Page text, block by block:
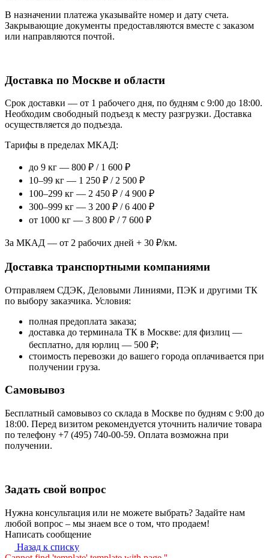
В назначении платежа указывайте номер и дату счета.
Закрывающие документы предоставляются вместе с заказом
или направляются почтой.
Доставка по Москве и области
Срок доставки — от 1 рабочего дня, по будням с 9:00 до 18:00.
Необходим свободный подъезд к месту разгрузки. Доставка
осуществляется до подъезда.
Тарифы в пределах МКАД:
до 9 кг — 800 ₽ / 1 600 ₽
10–99 кг — 1 250 ₽ / 2 500 ₽
100–299 кг — 2 450 ₽ / 4 900 ₽
300–999 кг — 3 200 ₽ / 6 400 ₽
от 1000 кг — 3 800 ₽ / 7 600 ₽
За МКАД — от 2 рабочих дней + 30 ₽/км.
Доставка транспортными компаниями
Отправляем СДЭК, Деловыми Линиями, ПЭК и другими ТК
по выбору заказчика. Условия:
полная предоплата заказа;
доставка до терминала ТК в Москве: для физлиц —
бесплатно, для юрлиц — 500 ₽;
стоимость перевозки до вашего города оплачивается при
получении груза.
Самовывоз
Бесплатный самовывоз со склада в Москве по будням с 9:00 до
18:00. Перед визитом рекомендуется уточнить наличие товара
по телефону +7 (495) 740-00-59. Оплата возможна при
получении.
Задать свой вопрос
Нужна консультация или не можете выбрать? Задайте нам
любой вопрос – мы знаем все о том, что продаем!
Написать сообщение
Назад к списку